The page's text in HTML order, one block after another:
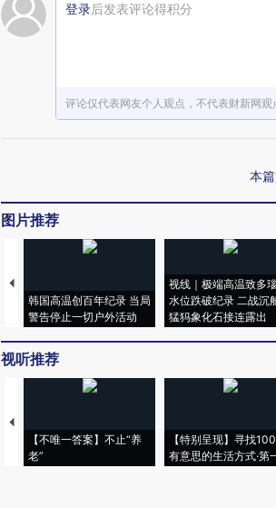
登录后发表评论得积分
评论仅代表网友个人观点，不代表财新网观
本
图片推荐
韩国高温创百年纪录 当局
警告停止一切户外活动
视线｜极端高温致多
水位跌破纪录 二战沉
猛犸象化石接连露出
视听推荐
【不唯一答案】不止“养
老”
【特别呈现】寻找
有意思的生活方式·第